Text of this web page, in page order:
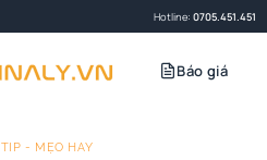
Hotline: 0705.451.451
Báo giá
TIP - MẸO HAY